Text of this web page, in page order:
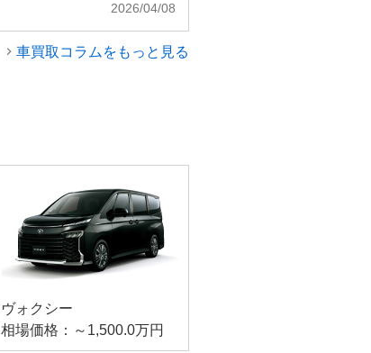
2026/04/08
車買取コラムをもっと見る
ヴォクシー
相場価格：～1,500.0万円